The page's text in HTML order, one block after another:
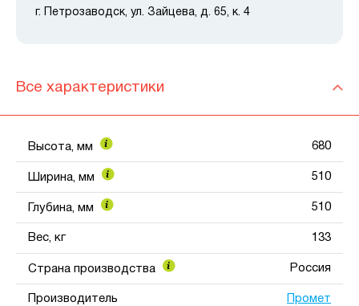
г. Петрозаводск, ул. Зайцева, д. 65, к. 4
Все характеристики
Высота, мм 680
Ширина, мм 510
Глубина, мм 510
Вес, кг 133
Страна производства Россия
Производитель Промет